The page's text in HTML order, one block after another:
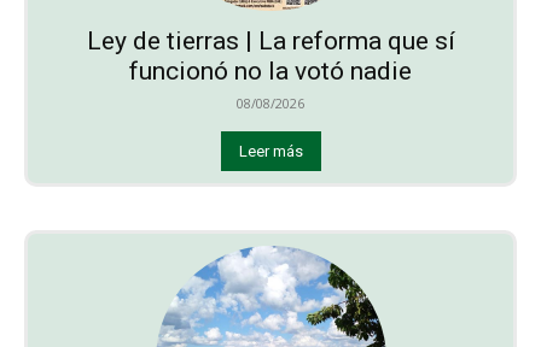
Ley de tierras | La reforma que sí
funcionó no la votó nadie
08/08/2026
Leer más